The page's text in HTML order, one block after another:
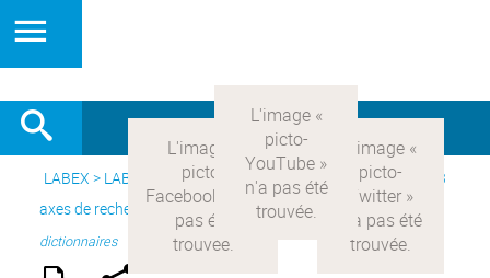
LABEX > LABEX COMOD> Version française > Recherche >
3
axes de recherche>Axe 2 : l’Etat et les religions > Histoire des
dictionnaires